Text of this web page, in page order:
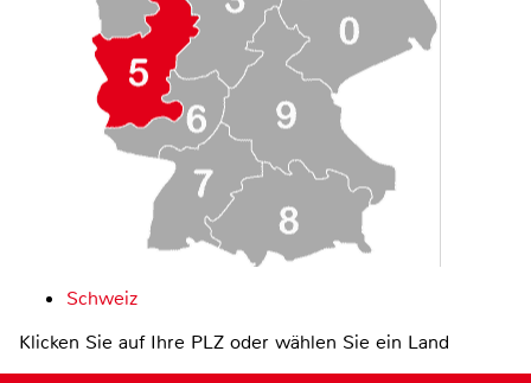
Schweiz
Klicken Sie auf Ihre PLZ oder wählen Sie ein Land